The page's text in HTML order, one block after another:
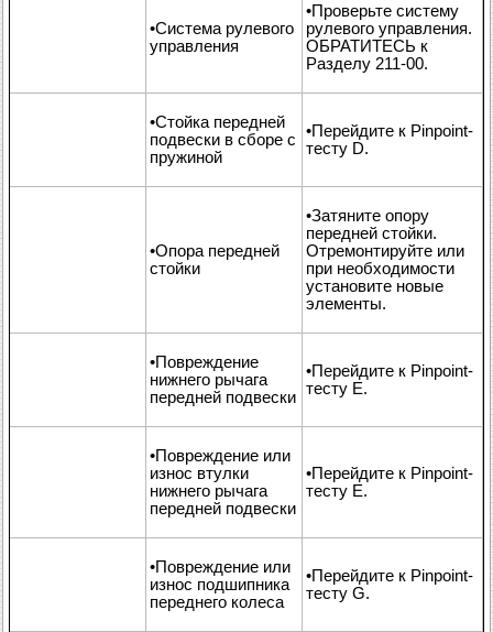
•Система рулевого
управления
•Проверьте систему
рулевого управления.
ОБРАТИТЕСЬ к
Разделу 211-00.
•Стойка передней
подвески в сборе с
пружиной
•Перейдите к Pinpoint-
тесту D.
•Опора передней
стойки
•Затяните опору
передней стойки.
Отремонтируйте или
при необходимости
установите новые
элементы.
•Повреждение
нижнего рычага
передней подвески
•Перейдите к Pinpoint-
тесту Е.
•Повреждение или
износ втулки
нижнего рычага
передней подвески
•Перейдите к Pinpoint-
тесту Е.
•Повреждение или
износ подшипника
переднего колеса
•Перейдите к Pinpoint-
тесту G.